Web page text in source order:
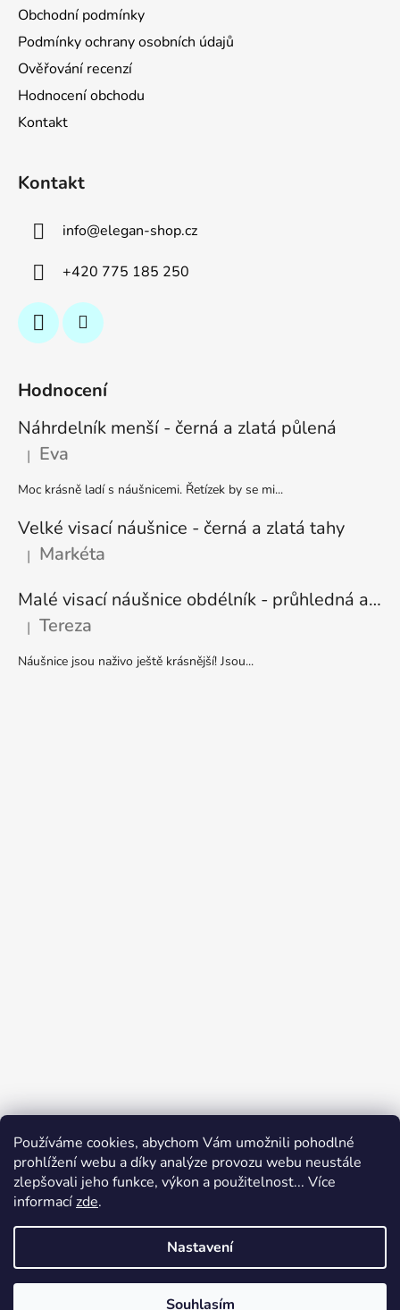
Používáme cookies, abychom Vám umožnili pohodlné
prohlížení webu a díky analýze provozu webu neustále
zlepšovali jeho funkce, výkon a použitelnost... Více
informacízde.
Nastavení
Souhlasím
Obchodní podmínky
Podmínky ochrany osobních údajů
Ověřování recenzí
Hodnocení obchodu
Kontakt
Kontakt
info@elegan-shop.cz
+420 775 185 250
Hodnocení
Náhrdelník menší - černá a zlatá půlená
Hodnocení produktu je 5 z 5 hvězdiček.
| Eva
Moc krásně ladí s náušnicemi. Řetízek by se mi...
Velké visací náušnice - černá a zlatá tahy
Hodnocení produktu je 5 z 5 hvězdiček.
| Markéta
Malé visací náušnice obdélník - průhledná a stříbrná
Hodnocení produktu je 5 z 5 hvězdiček.
| Tereza
Náušnice jsou naživo ještě krásnější! Jsou...
Vytvořil Shoptet